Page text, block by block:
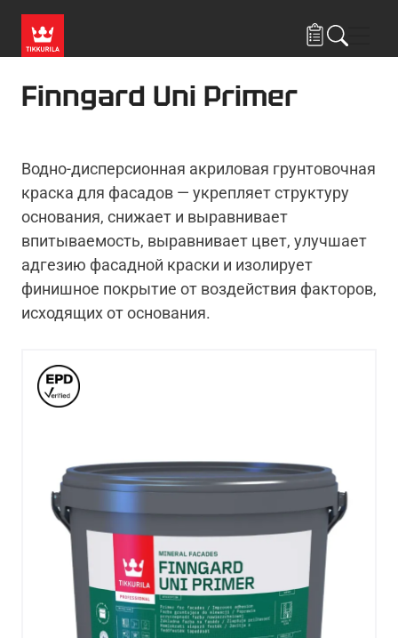
Finngard Uni Primer
Водно-дисперсионная акриловая грунтовочная
краска для фасадов — укрепляет структуру
основания, снижает и выравнивает
впитываемость, выравнивает цвет, улучшает
адгезию фасадной краски и изолирует
финишное покрытие от воздействия факторов,
исходящих от основания.